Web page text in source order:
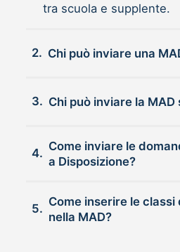
tra scuola e supplente.
2.
3. Chi può inviare la MAD
4.
Come inviare le
a Disposizione?
5.
Come inserire le classi di
nella MAD?